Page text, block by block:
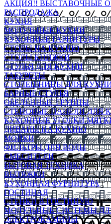
АКЦИЯ!! ВЫСТАВОЧНЫЕ
РАСПРОДАЖА
КУХНЯ
МОДУЛЬНЫЕ КУХНИ
КУХОННЫЕ ГАРНИТУРЫ
СТОЛЫ НА КУХНЮ
СТОЛЫ КНИЖКИ
СТУЛЬЯ ДЛЯ КУХНИ
ТАБУРЕТЫ
СТОЛЕШНИЦЫ ДЛЯ
БАРНЫЕ СТУЛЬЯ
ОБЕДЕННЫЕ ГРУППЫ
СТЕНОВЫЕ ПАНЕЛИ ДЛЯ
КУХОННЫЕ УГОЛКИ
ДИВАНЫ НА КУХНЮ
МОЙКИ
ФИЛЬТРЫ ДЛЯ ВОДЫ
СМЕСИТЕЛИ
БЫТОВАЯ ТЕХНИКА
ВЫТЯЖКИ
КУХОННАЯ ФУРНИТУРА
ГОСТИНАЯ
СТЕНКИ В ГОСТИНУЮ
МОДУЛЬНЫЕ СИСТЕМЫ
ЭЛЕКТРОКАМИНЫ